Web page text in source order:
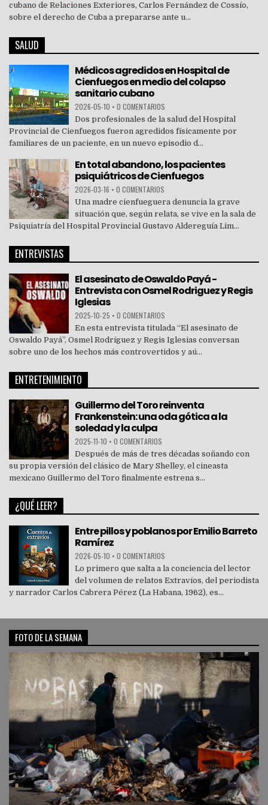
cubano de Relaciones Exteriores, Carlos Fernández de Cossío,
sobre el derecho de Cuba a prepararse ante u...
SALUD
Médicos agredidos en Hospital de
Cienfuegos en medio del colapso
sanitario cubano
2026-05-10 • 0 COMENTARIOS
Dos profesionales de la salud del Hospital
Provincial de Cienfuegos fueron agredidos físicamente por
familiares de un paciente, en un nuevo episodio d...
En total abandono, los pacientes
psiquiátricos de Cienfuegos
2026-03-16 • 0 COMENTARIOS
Una madre cienfueguera denuncia la grave
situación que, según relata, se vive en la sala de
Psiquiatría del Hospital Provincial Gustavo Aldereguía Lim...
ENTREVISTAS
El asesinato de Oswaldo Payá -
Entrevista con Osmel Rodriguez y Regis
Iglesias
2025-10-25 • 0 COMENTARIOS
En esta entrevista titulada “El asesinato de
Oswaldo Payá”, Osmel Rodríguez y Regis Iglesias conversan
sobre uno de los hechos más controvertidos y aú...
ENTRETENIMIENTO
Guillermo del Toro reinventa
Frankenstein: una oda gótica a la
soledad y la culpa
2025-11-10 • 0 COMENTARIOS
Después de más de tres décadas soñando con
su propia versión del clásico de Mary Shelley, el cineasta
mexicano Guillermo del Toro finalmente estrena s...
¿QUÉ LEER?
Entre pillos y poblanos por Emilio Barreto
Ramírez
2026-05-10 • 0 COMENTARIOS
Lo primero que salta a la conciencia del lector
del volumen de relatos Extravíos, del periodista
y narrador Carlos Cabrera Pérez (La Habana, 1962), es...
FOTO DE LA SEMANA